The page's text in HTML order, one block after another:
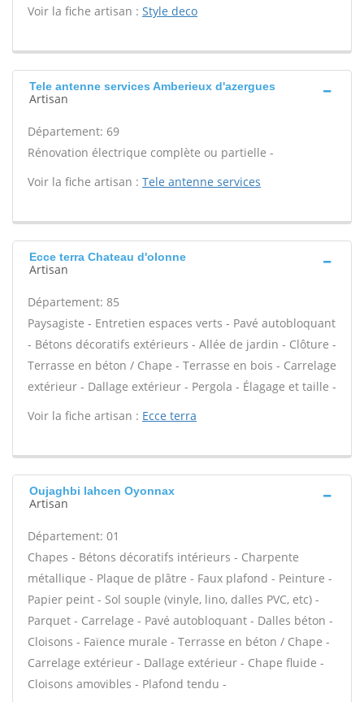
Voir la fiche artisan : Style deco
Tele antenne services Amberieux d'azergues
Artisan
Département: 69
Rénovation électrique complète ou partielle -
Voir la fiche artisan : Tele antenne services
Ecce terra Chateau d'olonne
Artisan
Département: 85
Paysagiste - Entretien espaces verts - Pavé autobloquant
- Bétons décoratifs extérieurs - Allée de jardin - Clôture -
Terrasse en béton / Chape - Terrasse en bois - Carrelage
extérieur - Dallage extérieur - Pergola - Élagage et taille -
Voir la fiche artisan : Ecce terra
Oujaghbi lahcen Oyonnax
Artisan
Département: 01
Chapes - Bétons décoratifs intérieurs - Charpente
métallique - Plaque de plâtre - Faux plafond - Peinture -
Papier peint - Sol souple (vinyle, lino, dalles PVC, etc) -
Parquet - Carrelage - Pavé autobloquant - Dalles béton -
Cloisons - Faïence murale - Terrasse en béton / Chape -
Carrelage extérieur - Dallage extérieur - Chape fluide -
Cloisons amovibles - Plafond tendu -